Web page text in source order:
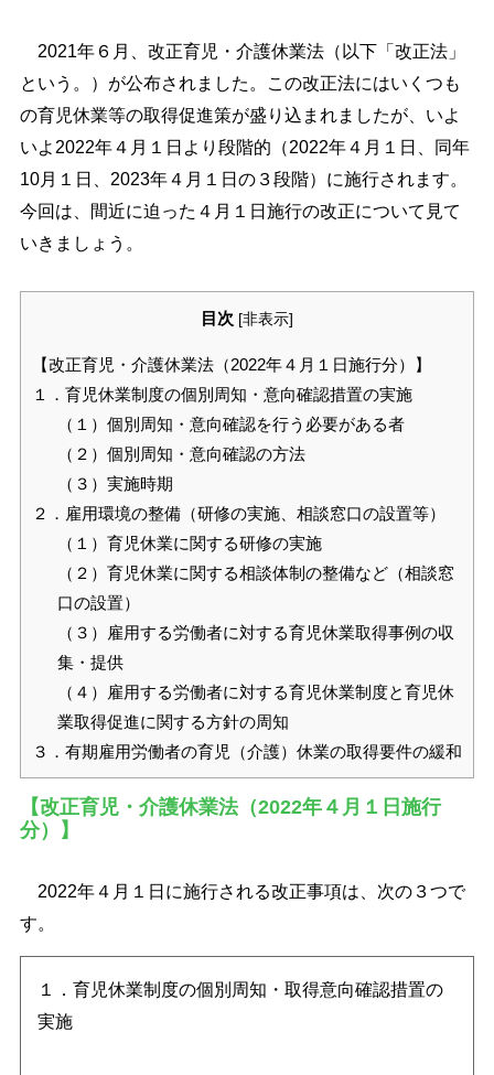
2021年６月、改正育児・介護休業法（以下「改正法」
という。）が公布されました。この改正法にはいくつも
の育児休業等の取得促進策が盛り込まれましたが、いよ
いよ2022年４月１日より段階的（2022年４月１日、同年
10月１日、2023年４月１日の３段階）に施行されます。
今回は、間近に迫った４月１日施行の改正について見て
いきましょう。
目次 [非表示]
【改正育児・介護休業法（2022年４月１日施行分）】
１．育児休業制度の個別周知・意向確認措置の実施
（１）個別周知・意向確認を行う必要がある者
（２）個別周知・意向確認の方法
（３）実施時期
２．雇用環境の整備（研修の実施、相談窓口の設置等）
（１）育児休業に関する研修の実施
（２）育児休業に関する相談体制の整備など（相談窓
口の設置）
（３）雇用する労働者に対する育児休業取得事例の収
集・提供
（４）雇用する労働者に対する育児休業制度と育児休
業取得促進に関する方針の周知
３．有期雇用労働者の育児（介護）休業の取得要件の緩和
【改正育児・介護休業法（2022年４月１日施行
分）】
2022年４月１日に施行される改正事項は、次の３つで
す。
１．育児休業制度の個別周知・取得意向確認措置の
実施